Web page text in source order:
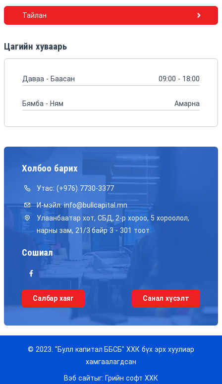
Тайлан
Цагийн хуваарь
Даваа - Баасан 09:00 - 18:00
Бямба - Ням Амарна
Холбоо барих
Утас: (+976) 7730-3377
И-мэйл: info@bullcapital.mn
Улаанбаатар хот, СБД, 2-р хороо, 5 хороолол,
нарны зам, 21/3 байр 3 - 301 тоот
Сошиал
Салбар хаяг Санал хүсэлт
© 2023. "Булл капитал ББСБ" ХХК бүх эрх хуулиар
хамгаалагдсан
Вэб сайтыг: Грийн софт ХХК